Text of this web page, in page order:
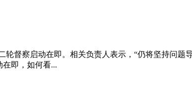
督察启动在即。相关负责人表示，“仍将坚持问题
即，如何看...